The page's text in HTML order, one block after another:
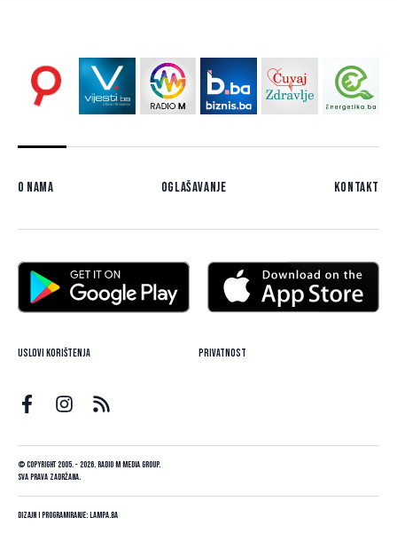
O nama Oglašavanje Kontakt
Uslovi korištenja Privatnost
© Copyright 2005. - 2026. Radio M Media Group.
Sva prava zadržana.
Dizajn i programiranje:Lampa.ba